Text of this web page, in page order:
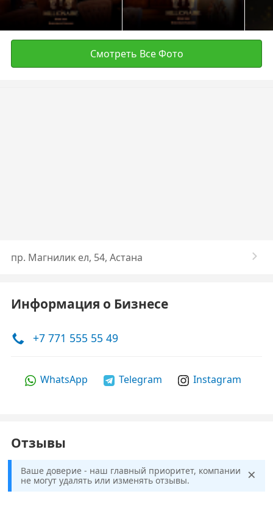
Смотреть Все Фото
пр. Магнилик ел, 54, Астана
Информация о Бизнесе
+7 771 555 55 49
WhatsApp Telegram Instagram
Отзывы
Ваше доверие - наш главный приоритет, компании
не могут удалять или изменять отзывы.
×